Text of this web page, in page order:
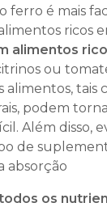
ferro é mais
ricos
alimentos
ou
alimentos, tais
podem
Além disso,
de
absorção
os